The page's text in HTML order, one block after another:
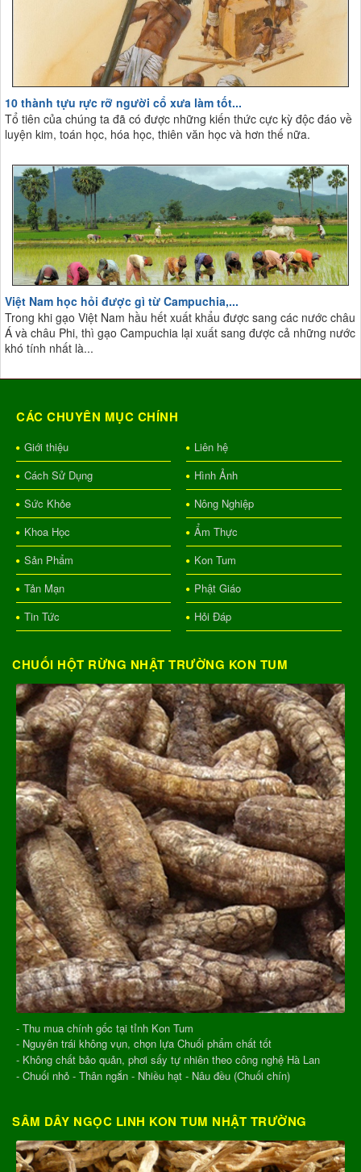
10 thành tựu rực rỡ người cổ xưa làm tốt...
Tổ tiên của chúng ta đã có được những kiến thức cực kỳ độc đáo về
luyện kim, toán học, hóa học, thiên văn học và hơn thế nữa.
Việt Nam học hỏi được gì từ Campuchia,...
Trong khi gạo Việt Nam hầu hết xuất khẩu được sang các nước châu
Á và châu Phi, thì gạo Campuchia lại xuất sang được cả những nước
khó tính nhất là...
CÁC CHUYÊN MỤC CHÍNH
Giới thiệu
Liên hệ
Cách Sử Dụng
Hình Ảnh
Sức Khỏe
Nông Nghiệp
Khoa Học
Ẩm Thực
Sản Phẩm
Kon Tum
Tản Mạn
Phật Giáo
Tin Tức
Hỏi Đáp
CHUỐI HỘT RỪNG NHẬT TRƯỜNG KON TUM
- Thu mua chính gốc tại tỉnh Kon Tum
- Nguyên trái không vụn, chọn lựa Chuối phẩm chất tốt
- Không chất bảo quản, phơi sấy tự nhiên theo công nghệ Hà Lan
- Chuối nhỏ - Thân ngắn - Nhiều hạt - Nâu đều (Chuối chín)
SÂM DÂY NGỌC LINH KON TUM NHẬT TRƯỜNG